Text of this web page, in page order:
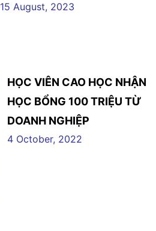
15 August, 2023
HỌC VIÊN CAO HỌC NHẬN
HỌC BỔNG 100 TRIỆU TỪ
DOANH NGHIỆP
4 October, 2022